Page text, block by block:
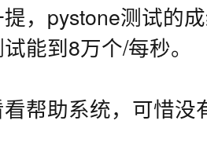
，pystone测试的
能到8万个/每秒。
帮助系统，可惜没